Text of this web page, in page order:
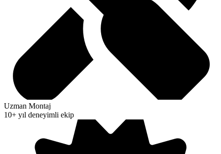
Uzman Montaj
10+ yıl deneyimli ekip